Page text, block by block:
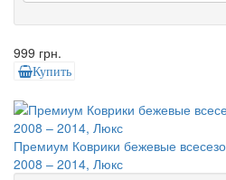
999 грн.
Купить
Премиум Коврики бежевые
2008 – 2014, Люкс